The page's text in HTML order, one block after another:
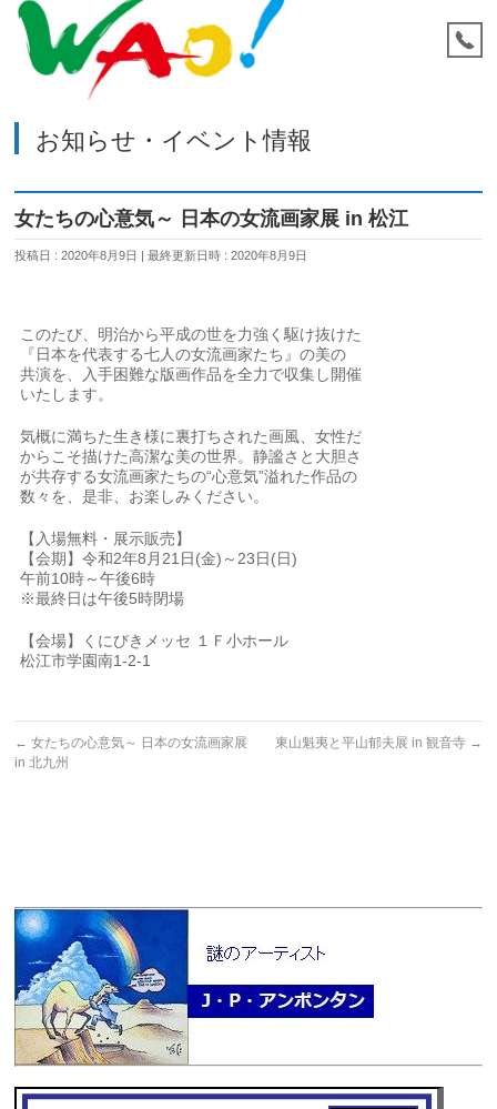
お知らせ・イベント情報
女たちの心意気～ 日本の女流画家展 in 松江
投稿日 : 2020年8月9日 最終更新日時 : 2020年8月9日
このたび、明治から平成の世を力強く駆け抜けた
『日本を代表する七人の女流画家たち』の美の
共演を、入手困難な版画作品を全力で収集し開催
いたします。
気概に満ちた生き様に裏打ちされた画風、女性だ
からこそ描けた高潔な美の世界。静謐さと大胆さ
が共存する女流画家たちの“心意気”溢れた作品の
数々を、是非、お楽しみください。
【入場無料・展示販売】
【会期】令和2年8月21日(金)～23日(日)
午前10時～午後6時
※最終日は午後5時閉場
【会場】くにびきメッセ １Ｆ小ホール
松江市学園南1-2-1
← 女たちの心意気～ 日本の女流画家展
in 北九州
東山魁夷と平山郁夫展 in 観音寺 →